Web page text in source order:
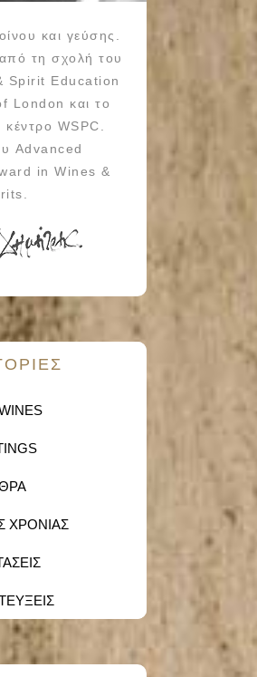
και γεύσης.
τη σχολή του
Spirit Education
London και το
WSPC.
Advanced
in Wines &
ΧΡΟΝΙΑΣ